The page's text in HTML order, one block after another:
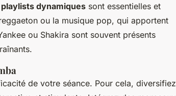
playlists dynamiques sont essentielles et
ou la musique pop, qui apportent
ou Shakira sont souvent présents
de votre séance. Pour cela, diversifiez